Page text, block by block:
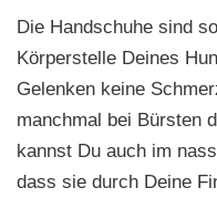
Die Handschuhe sind
Körperstelle Deines
Gelenken keine
manchmal bei Bürsten
kannst Du auch im
dass sie durch Deine